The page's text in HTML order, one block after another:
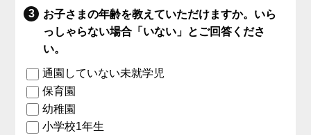
お子さまの年齢を教えていただけますか。いら
っしゃらない場合「いない」とご回答くださ
い。
通園していない未就学児
保育園
幼稚園
小学校1年生